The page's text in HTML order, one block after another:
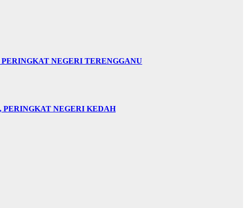
NEGERI TERENGGANU
PERINGKAT NEGERI KEDAH